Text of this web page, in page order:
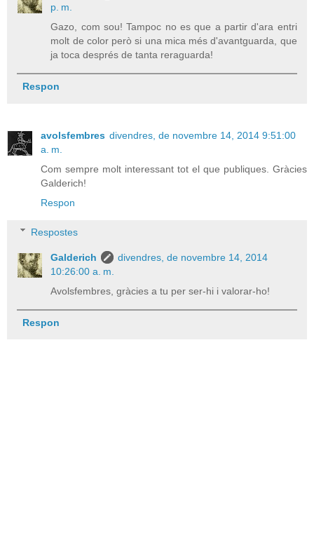
p. m.
Gazo, com sou! Tampoc no es que a partir d'ara entri
molt de color però si una mica més d'avantguarda, que
ja toca després de tanta reraguarda!
Respon
avolsfembres divendres, de novembre 14, 2014 9:51:00
a. m.
Com sempre molt interessant tot el que publiques. Gràcies
Galderich!
Respon
Respostes
Galderich
divendres, de novembre 14, 2014
10:26:00 a. m.
Avolsfembres, gràcies a tu per ser-hi i valorar-ho!
Respon